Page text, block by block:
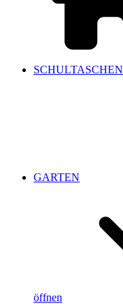
SCHULTASCHEN
GARTEN
öffnen